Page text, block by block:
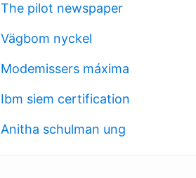
The pilot newspaper
Vägbom nyckel
Modemissers máxima
Ibm siem certification
Anitha schulman ung